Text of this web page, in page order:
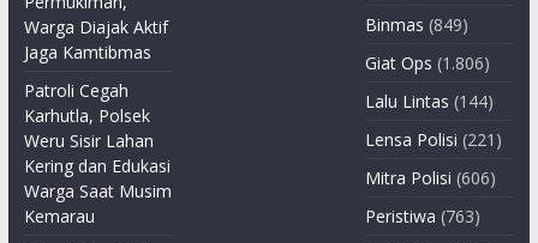
Warga Diajak Aktif
Jaga Kamtibmas
Patroli Cegah
Karhutla, Polsek
Weru Sisir Lahan
Kering dan Edukasi
Warga Saat Musim
Kemarau
Binmas (849)
Giat Ops (1.806)
Lalu Lintas (144)
Lensa Polisi (221)
Mitra Polisi (606)
Peristiwa (763)